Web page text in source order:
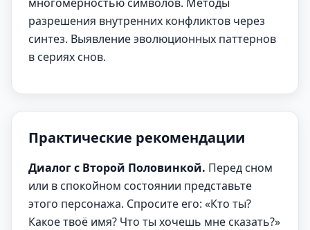
разрешения внутренних конфликтов через
синтез. Выявление эволюционных паттернов
в сериях снов.
Практические рекомендации
Диалог с Второй Половинкой. Перед сном
или в спокойном состоянии представьте
этого персонажа. Спросите его: «Кто ты?
Какое твоё имя? Что ты хочешь мне сказать?»